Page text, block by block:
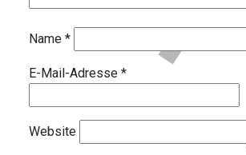
Name *
E-Mail-Adresse *
Website